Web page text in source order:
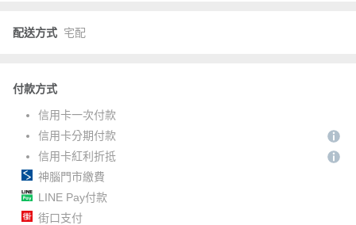
配送方式 宅配
付款方式
信用卡一次付款
信用卡分期付款
信用卡紅利折抵
神腦門市繳費
LINE Pay付款
街口支付